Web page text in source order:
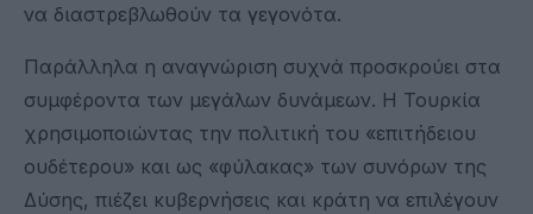
να διαστρεβλωθούν τα γεγονότα.
Παράλληλα η αναγνώριση συχνά προσκρούει στα
συμφέροντα των μεγάλων δυνάμεων. Η Τουρκία
χρησιμοποιώντας την πολιτική του «επιτήδειου
ουδέτερου» και ως «φύλακας» των συνόρων της
Δύσης, πιέζει κυβερνήσεις και κράτη να επιλέγουν